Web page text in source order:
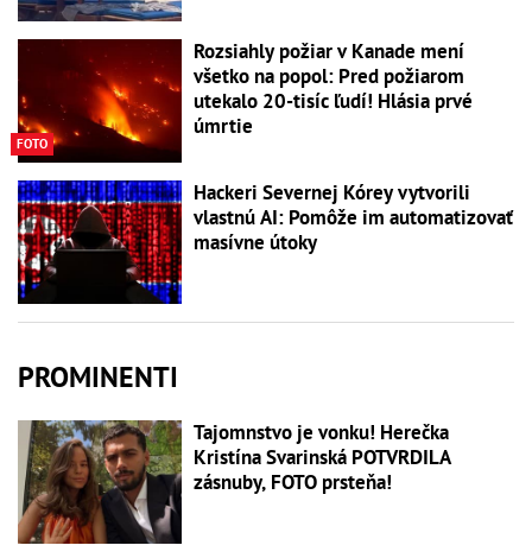
FOTO
Rozsiahly požiar v Kanade mení
všetko na popol: Pred požiarom
utekalo 20-tisíc ľudí! Hlásia prvé
úmrtie
Hackeri Severnej Kórey vytvorili
vlastnú AI: Pomôže im automatizovať
masívne útoky
PROMINENTI
Tajomnstvo je vonku! Herečka
Kristína Svarinská POTVRDILA
zásnuby, FOTO prsteňa!